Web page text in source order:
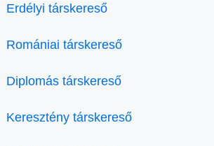
Erdélyi társkereső
Romániai társkereső
Diplomás társkereső
Keresztény társkereső